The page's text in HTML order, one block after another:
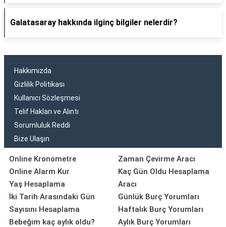
Galatasaray hakkında ilginç bilgiler nelerdir?
Hakkımızda
Gizlilik Politikası
Kullanıcı Sözleşmesi
Telif Hakları ve Alıntı
Sorumluluk Reddi
Bize Ulaşın
Online Kronometre
Online Alarm Kur
Yaş Hesaplama
İki Tarih Arasındaki Gün
Sayısını Hesaplama
Bebeğim kaç aylık oldu?
Zaman Çevirme Aracı
Kaç Gün Oldu Hesaplama
Aracı
Günlük Burç Yorumları
Haftalık Burç Yorumları
Aylık Burç Yorumları